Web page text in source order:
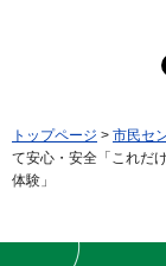
トップページ > 市民セ
て安心・安全「これだ
体験」